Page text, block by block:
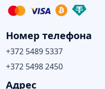
Номер телефона
+372 5489 5337
+372 5498 2450
Адрес